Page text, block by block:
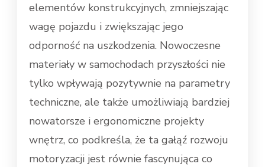
elementów konstrukcyjnych, zmniejszając
wagę pojazdu i zwiększając jego
odporność na uszkodzenia. Nowoczesne
materiały w samochodach przyszłości nie
tylko wpływają pozytywnie na parametry
techniczne, ale także umożliwiają bardziej
nowatorsze i ergonomiczne projekty
wnętrz, co podkreśla, że ta gałąź rozwoju
motoryzacji jest równie fascynująca co